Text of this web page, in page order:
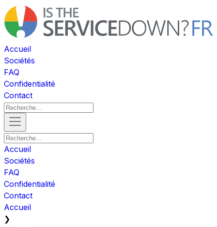
Accueil
Sociétés
FAQ
Confidentialité
Contact
Accueil
Sociétés
FAQ
Confidentialité
Contact
Accueil
❯